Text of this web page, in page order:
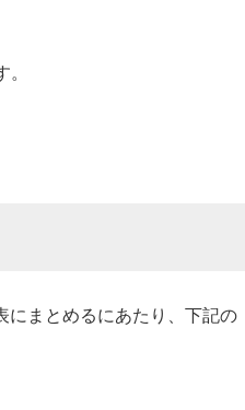
にまとめるにあたり、下記の